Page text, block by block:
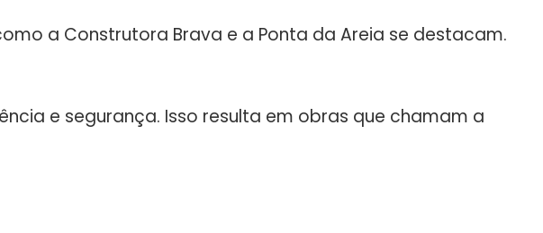
a Construtora Brava e a Ponta da Areia se destacam.
e segurança. Isso resulta em obras que chamam a